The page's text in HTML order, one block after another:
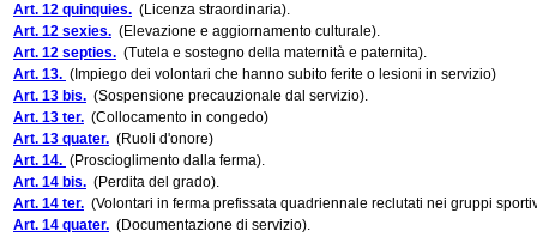
Art. 12 quinquies. (Licenza straordinaria).
Art. 12 sexies. (Elevazione e aggiornamento culturale).
Art. 12 septies. (Tutela e sostegno della maternità e paternita).
Art. 13. (Impiego dei volontari che hanno subito ferite o lesioni in servizio)
Art. 13 bis. (Sospensione precauzionale dal servizio).
Art. 13 ter. (Collocamento in congedo)
Art. 13 quater. (Ruoli d'onore)
Art. 14. (Proscioglimento dalla ferma).
Art. 14 bis. (Perdita del grado).
Art. 14 ter. (Volontari in ferma prefissata quadriennale reclutati nei gruppi
Art. 14 quater. (Documentazione di servizio).